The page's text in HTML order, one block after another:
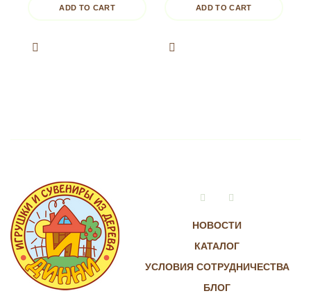
ADD TO CART ADD TO CART
НОВОСТИ
КАТАЛОГ
УСЛОВИЯ СОТРУДНИЧЕСТВА
БЛОГ
VkontakteInstagram